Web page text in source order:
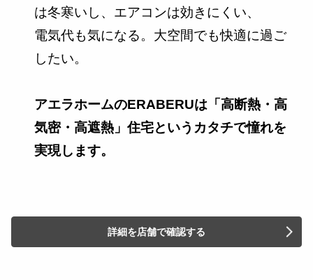
は冬寒いし、エアコンは効きにくい、
電気代も気になる。大空間でも快適に過ご
したい。
アエラホームのERABERUは「高断熱・高
気密・高遮熱」住宅というカタチで憧れを
実現します。
詳細を店舗で確認する